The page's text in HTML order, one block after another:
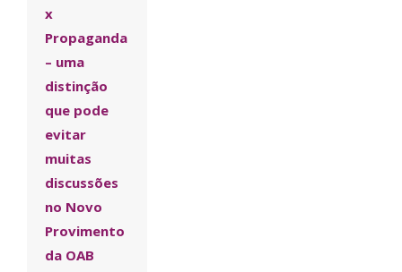
x
Propaganda
– uma
distinção
que pode
evitar
muitas
discussões
no Novo
Provimento
da OAB